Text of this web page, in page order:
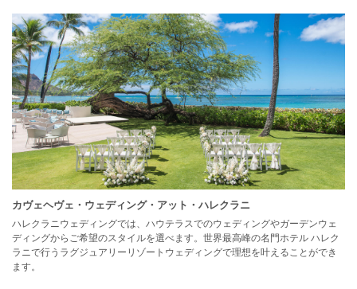
カヴェヘヴェ・ウェディング・アット・ハレクラニ
ハレクラニウェディングでは、ハウテラスでのウェディングやガーデンウェ
ディングからご希望のスタイルを選べます。世界最高峰の名門ホテル ハレク
ラニで行うラグジュアリーリゾートウェディングで理想を叶えることができ
ます。